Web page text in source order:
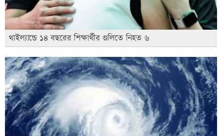
থাইল্যান্ডে ১৪ বছরের শিক্ষার্থীর গুলিতে নিহত ৬